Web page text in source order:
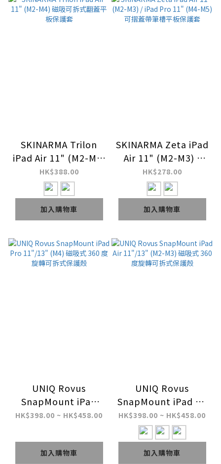
SKINARMA Trilon
iPad Air 11" (M2-M4)
磁吸可拆式翻蓋平板保
護套
HK$388.00
加入購物車
SKINARMA Zeta iPad
Air 11" (M2-M3) /
iPad Pro 11" (M4-
M5) 可摺蓋帶筆槽平
板保護套
HK$278.00
加入購物車
UNIQ Rovus
SnapMount iPad
Pro 11"/13" (M4) 磁
式保護殼
HK$398.00 ~ HK$458.00
加入購物車
UNIQ Rovus
SnapMount iPad Air
11"/13" (M2-M3) 磁
吸式 360 度旋轉可拆
式保護殼
HK$398.00 ~ HK$458.00
加入購物車